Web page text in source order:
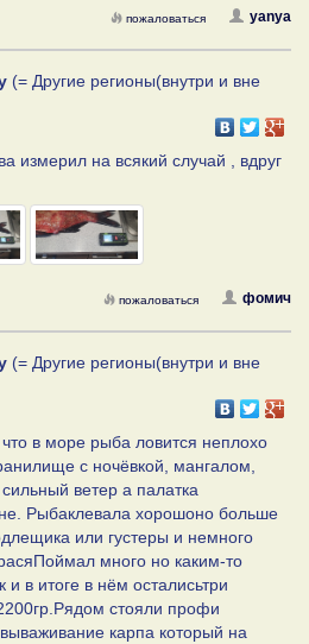
yanya
пожаловаться
(= Другие регионы(внутри и вне
измерил на всякий случай , вдруг
фомич
пожаловаться
(= Другие регионы(внутри и вне
в море рыба ловится неплохо
с ночёвкой, мангалом,
ветер а палатка
Рыбаклевала хорошоно больше
или густеры и немного
много но каким-то
в итоге в нём осталисьтри
стояли профи
карпа который на